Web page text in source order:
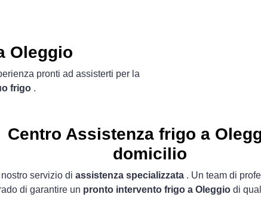
Oleggio
pronti ad assisterti per la
frigo .
Centro Assistenza frigo a
domicilio
nostro servizio di assistenza specializzata . Un team di
di garantire un pronto intervento frigo a Oleggiodi